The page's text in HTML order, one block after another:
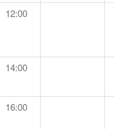
12:00
14:00
16:00